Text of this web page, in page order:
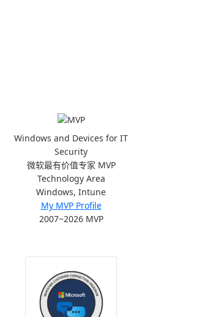
Windows and Devices for IT
Security
微软最有价值专家 MVP
Technology Area
Windows, Intune
My MVP Profile
2007~2026 MVP